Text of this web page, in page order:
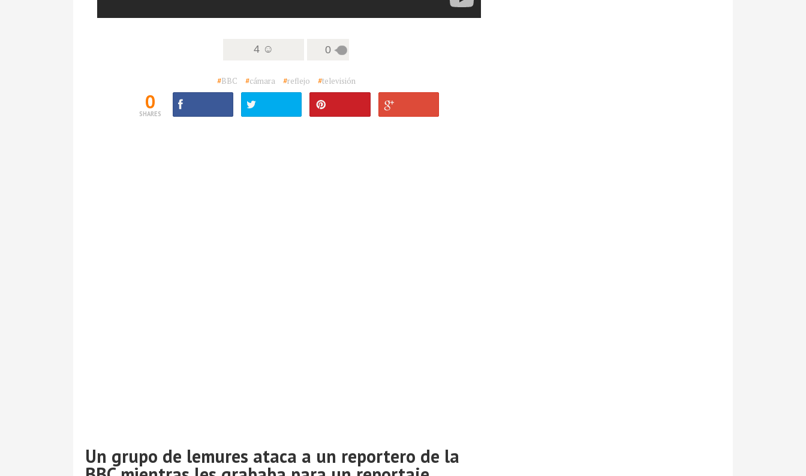
4 ☺ 0
#BBC #cámara #reflejo #televisión
0
SHARES
Un grupo de lemures ataca a un reportero de la